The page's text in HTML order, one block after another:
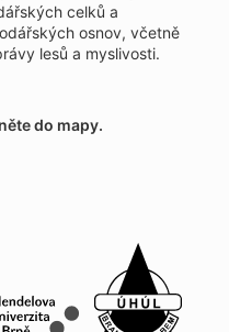
celků a
osnov, včetně
lesů a myslivosti.
do mapy.